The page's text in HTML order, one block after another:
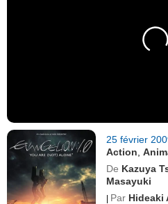
25 février
Action ,
De Kazuya
Masayuki
| Par Hideaki